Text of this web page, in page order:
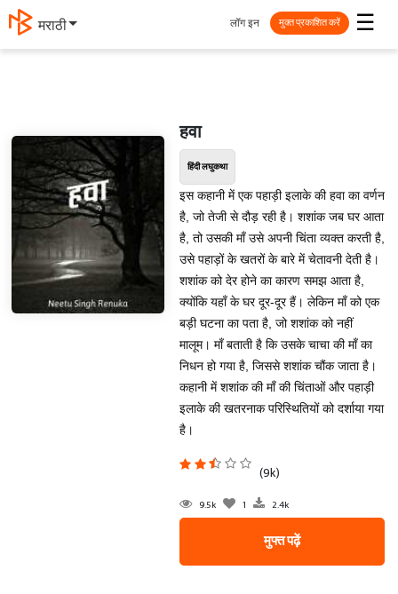
मराठी ☰
लॉग इन मुक्त प्रकाशित करें
हवा
हिंदी लघुकथा
इस कहानी में एक पहाड़ी इलाके की हवा का वर्णन
है, जो तेजी से दौड़ रही है। शशांक जब घर आता
है, तो उसकी माँ उसे अपनी चिंता व्यक्त करती है,
उसे पहाड़ों के खतरों के बारे में चेतावनी देती है।
शशांक को देर होने का कारण समझ आता है,
क्योंकि यहाँ के घर दूर-दूर हैं। लेकिन माँ को एक
बड़ी घटना का पता है, जो शशांक को नहीं
मालूम। माँ बताती है कि उसके चाचा की माँ का
निधन हो गया है, जिससे शशांक चौंक जाता है।
कहानी में शशांक की माँ की चिंताओं और पहाड़ी
इलाके की खतरनाक परिस्थितियों को दर्शाया गया
है।
(9k)
9.5k 1 2.4k
मुफ्त पढ़ें